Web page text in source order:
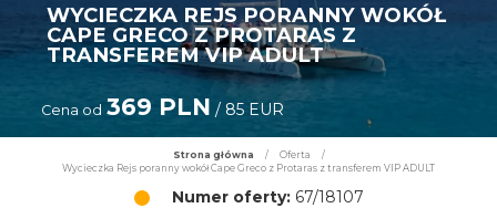
WYCIECZKA REJS PORANNY WOKÓŁ
CAPE GRECO Z PROTARAS Z
TRANSFEREM VIP ADULT
Cena od 369 PLN / 85 EUR
Strona główna / Oferta
/
Wycieczka Rejs poranny wokół Cape Greco z Protaras z transferem VIP ADULT
Numer oferty:67/18107